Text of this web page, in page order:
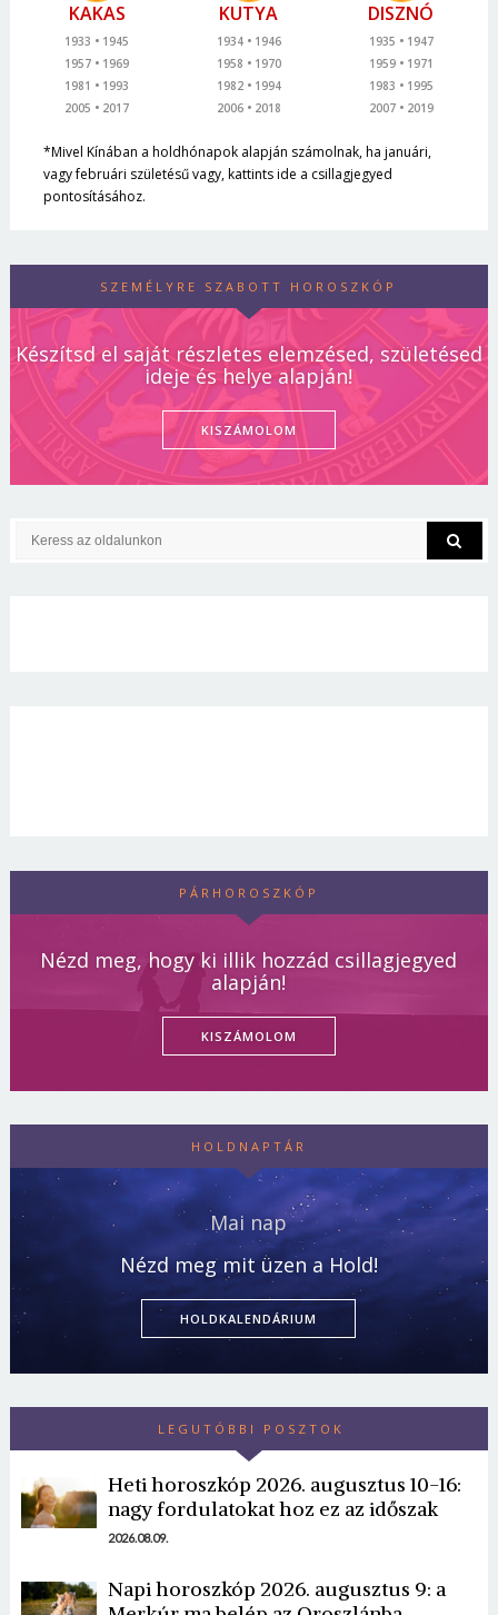
KAKAS
1933
1945
1957
1969
1981
1993
2005
2017
KUTYA
1934
1946
1958
1970
1982
1994
2006
2018
DISZNÓ
1935
1947
1959
1971
1983
1995
2007
2019
*Mivel Kínában a holdhónapok alapján számolnak, ha januári,
vagy februári születésű vagy, kattints ide a csillagjegyed
pontosításához.
SZEMÉLYRE SZABOTT HOROSZKÓP
Készítsd el saját részletes elemzésed, születésed
ideje és helye alapján!
KISZÁMOLOM
PÁRHOROSZKÓP
Nézd meg, hogy ki illik hozzád csillagjegyed
alapján!
KISZÁMOLOM
HOLDNAPTÁR
Mai nap
Nézd meg mit üzen a Hold!
HOLDKALENDÁRIUM
LEGUTÓBBI POSZTOK
Heti horoszkóp 2026. augusztus 10-16:
nagy fordulatokat hoz ez az időszak
2026.08.09.
Napi horoszkóp 2026. augusztus 9: a